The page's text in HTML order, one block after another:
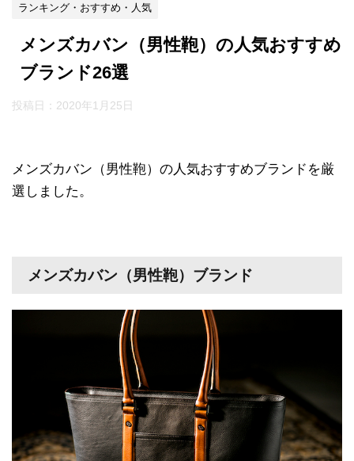
ランキング・おすすめ・人気
メンズカバン（男性鞄）の人気おすすめ
ブランド26選
投稿日： 2020年1月25日
メンズカバン（男性鞄）の人気おすすめブランドを厳
選しました。
メンズカバン（男性鞄）ブランド